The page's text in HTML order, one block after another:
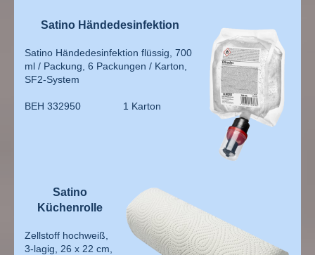
Satino Händedesinfektion
Satino Händedesinfektion flüssig, 700
ml / Packung, 6 Packungen / Karton,
SF2-System
BEH 332950 1 Karton
Satino
Küchenrolle
Zellstoff hochweiß,
3-lagig, 26 x 22 cm,